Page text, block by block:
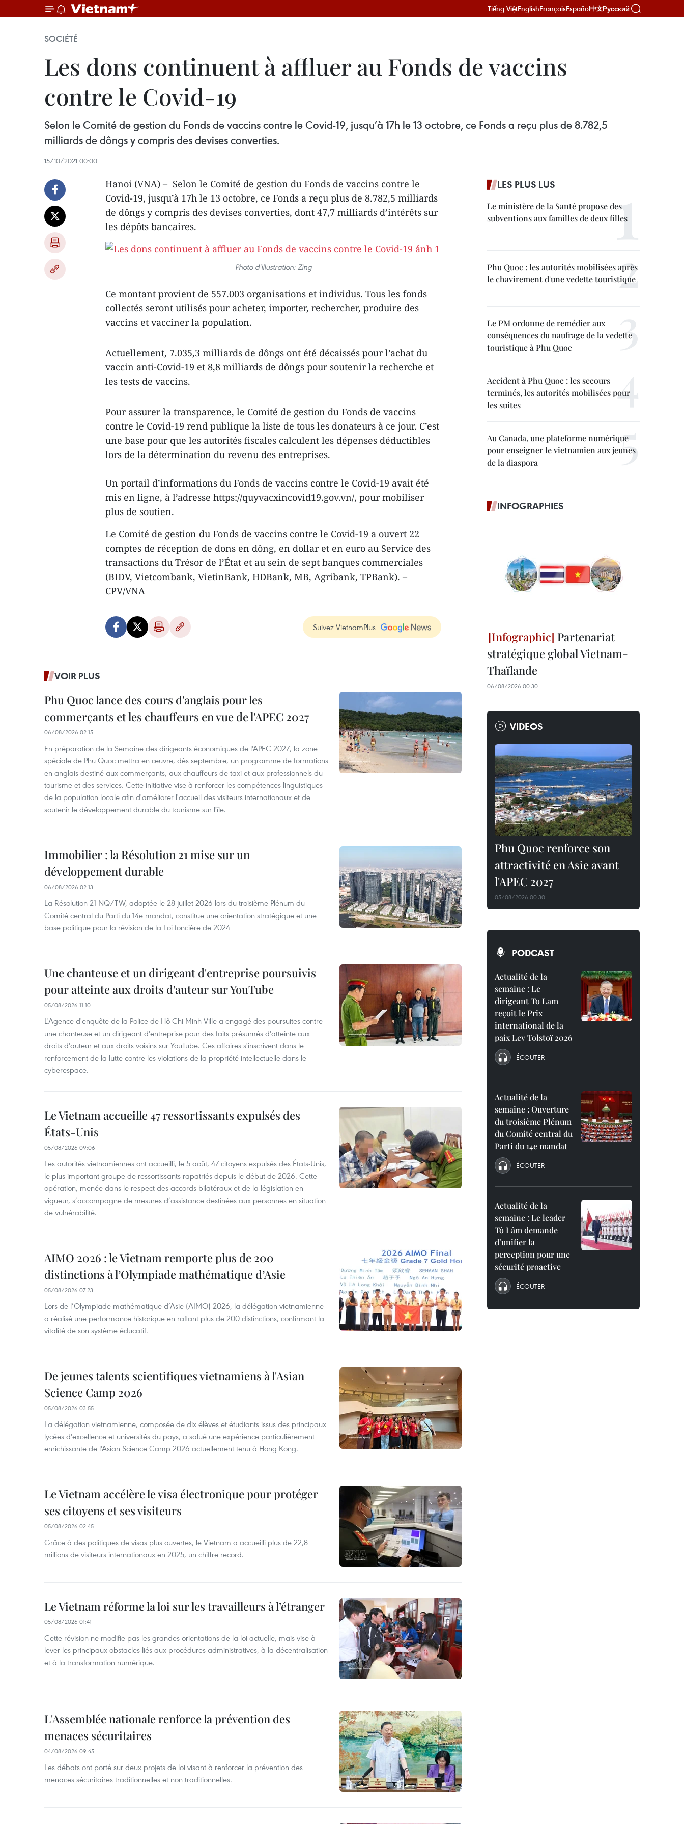
Tiếng ViệtEnglishFrançaisEspañol中文Русский
SOCIÉTÉ
Les dons continuent à affluer au Fonds de vaccins
contre le Covid-19
Selon le Comité de gestion du Fonds de vaccins contre le Covid-19, jusqu’à 17h le 13 octobre, ce Fonds a reçu plus de 8.782,5
milliards de dôngs y compris des devises converties.
15/10/2021 00:00
Hanoi (VNA) – Selon le Comité de gestion du Fonds de vaccins contre le
Covid-19, jusqu’à 17h le 13 octobre, ce Fonds a reçu plus de 8.782,5 milliards
de dôngs y compris des devises converties, dont 47,7 milliards d’intérêts sur
les dépôts bancaires.
Photo d'illustration: Zing
Ce montant provient de 557.003 organisations et individus. Tous les fonds
collectés seront utilisés pour acheter, importer, rechercher, produire des
vaccins et vacciner la population.
Actuellement, 7.035,3 milliards de dôngs ont été décaissés pour l’achat du
vaccin anti-Covid-19 et 8,8 milliards de dôngs pour soutenir la recherche et
les tests de vaccins.
Pour assurer la transparence, le Comité de gestion du Fonds de vaccins
contre le Covid-19 rend publique la liste de tous les donateurs à ce jour. C’est
une base pour que les autorités fiscales calculent les dépenses déductibles
lors de la détermination du revenu des entreprises.
Un portail d’informations du Fonds de vaccins contre le Covid-19 avait été
mis en ligne, à l’adresse https://quyvacxincovid19.gov.vn/, pour mobiliser
plus de soutien.
Le Comité de gestion du Fonds de vaccins contre le Covid-19 a ouvert 22
comptes de réception de dons en dông, en dollar et en euro au Service des
transactions du Trésor de l’État et au sein de sept banques commerciales
(BIDV, Vietcombank, VietinBank, HDBank, MB, Agribank, TPBank). –
CPV/VNA
Suivez VietnamPlus
VOIR PLUS
Phu Quoc lance des cours d'anglais pour les
commerçants et les chauffeurs en vue de l'APEC 2027
06/08/2026 02:15
En préparation de la Semaine des dirigeants économiques de l'APEC 2027, la zone
spéciale de Phu Quoc mettra en œuvre, dès septembre, un programme de formations
en anglais destiné aux commerçants, aux chauffeurs de taxi et aux professionnels du
tourisme et des services. Cette initiative vise à renforcer les compétences linguistiques
de la population locale afin d'améliorer l'accueil des visiteurs internationaux et de
soutenir le développement durable du tourisme sur l'île.
Immobilier : la Résolution 21 mise sur un
développement durable
06/08/2026 02:13
La Résolution 21-NQ/TW, adoptée le 28 juillet 2026 lors du troisième Plénum du
Comité central du Parti du 14e mandat, constitue une orientation stratégique et une
base politique pour la révision de la Loi foncière de 2024
Une chanteuse et un dirigeant d'entreprise poursuivis
pour atteinte aux droits d'auteur sur YouTube
05/08/2026 11:10
L'Agence d'enquête de la Police de Hô Chi Minh-Ville a engagé des poursuites contre
une chanteuse et un dirigeant d'entreprise pour des faits présumés d'atteinte aux
droits d'auteur et aux droits voisins sur YouTube. Ces affaires s'inscrivent dans le
renforcement de la lutte contre les violations de la propriété intellectuelle dans le
cyberespace.
Le Vietnam accueille 47 ressortissants expulsés des
États-Unis
05/08/2026 09:06
Les autorités vietnamiennes ont accueilli, le 5 août, 47 citoyens expulsés des États-Unis,
le plus important groupe de ressortissants rapatriés depuis le début de 2026. Cette
opération, menée dans le respect des accords bilatéraux et de la législation en
vigueur, s’accompagne de mesures d’assistance destinées aux personnes en situation
de vulnérabilité.
AIMO 2026 : le Vietnam remporte plus de 200
distinctions à l’Olympiade mathématique d’Asie
05/08/2026 07:23
Lors de l’Olympiade mathématique d’Asie (AIMO) 2026, la délégation vietnamienne
a réalisé une performance historique en raflant plus de 200 distinctions, confirmant la
vitalité de son système éducatif.
De jeunes talents scientifiques vietnamiens à l'Asian
Science Camp 2026
05/08/2026 03:55
La délégation vietnamienne, composée de dix élèves et étudiants issus des principaux
lycées d'excellence et universités du pays, a salué une expérience particulièrement
enrichissante de l'Asian Science Camp 2026 actuellement tenu à Hong Kong.
Le Vietnam accélère le visa électronique pour protéger
ses citoyens et ses visiteurs
05/08/2026 02:45
Grâce à des politiques de visas plus ouvertes, le Vietnam a accueilli plus de 22,8
millions de visiteurs internationaux en 2025, un chiffre record.
Le Vietnam réforme la loi sur les travailleurs à l’étranger
05/08/2026 01:41
Cette révision ne modifie pas les grandes orientations de la loi actuelle, mais vise à
lever les principaux obstacles liés aux procédures administratives, à la décentralisation
et à la transformation numérique.
L'Assemblée nationale renforce la prévention des
menaces sécuritaires
04/08/2026 09:45
Les débats ont porté sur deux projets de loi visant à renforcer la prévention des
menaces sécuritaires traditionnelles et non traditionnelles.
LES PLUS LUS
Le ministère de la Santé propose des
subventions aux familles de deux filles
Phu Quoc : les autorités mobilisées après
le chavirement d'une vedette touristique
Le PM ordonne de remédier aux
conséquences du naufrage de la vedette
touristique à Phu Quoc
Accident à Phu Quoc : les secours
terminés, les autorités mobilisées pour
les suites
Au Canada, une plateforme numérique
pour enseigner le vietnamien aux jeunes
de la diaspora
INFOGRAPHIES
Partenariat
stratégique global Vietnam-
Thaïlande
06/08/2026 00:30
VIDEOS
Phu Quoc renforce son
attractivité en Asie avant
l'APEC 2027
05/08/2026 00:30
PODCAST
Actualité de la
semaine : Le
dirigeant To Lam
reçoit le Prix
international de la
paix Lev Tolstoï 2026
ÉCOUTER
Actualité de la
semaine : Ouverture
du troisième Plénum
du Comité central du
Parti du 14e mandat
ÉCOUTER
Actualité de la
semaine : Le leader
Tô Lâm demande
d’unifier la
perception pour une
sécurité proactive
ÉCOUTER